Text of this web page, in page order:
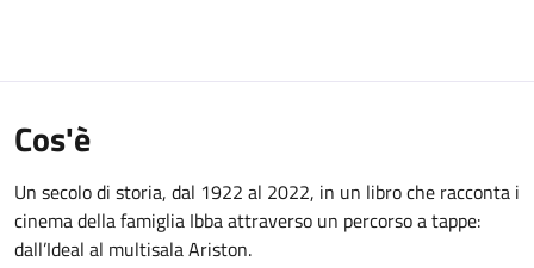
Cos'è
Un secolo di storia, dal 1922 al 2022, in un libro che racconta i
cinema della famiglia Ibba attraverso un percorso a tappe:
dall’Ideal al multisala Ariston.